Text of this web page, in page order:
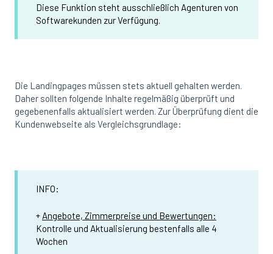
Diese Funktion steht ausschließlich Agenturen von
Softwarekunden zur Verfügung.
Die Landingpages müssen stets aktuell gehalten werden.
Daher sollten folgende Inhalte regelmäßig überprüft und
gegebenenfalls aktualisiert werden. Zur Überprüfung dient die
Kundenwebseite als Vergleichsgrundlage:
INFO:
+ Angebote, Zimmerpreise und Bewertungen:
Kontrolle und Aktualisierung bestenfalls alle 4
Wochen